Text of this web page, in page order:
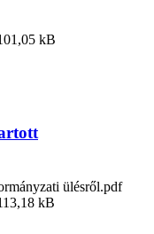
kB
ülésről.pdf
kB